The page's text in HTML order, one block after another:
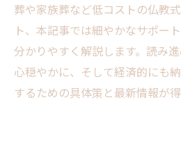
葬や家族葬など低コストの仏教
ト、本記事では細やかなサポー
分かりやすく解説します。読み
心穏やかに、そして経済的にも
するための具体策と最新情報が得